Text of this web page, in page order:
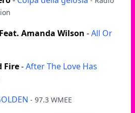
Amanda Wilson -All Or
Fire-After The Love Has
- 97.3 WMEE